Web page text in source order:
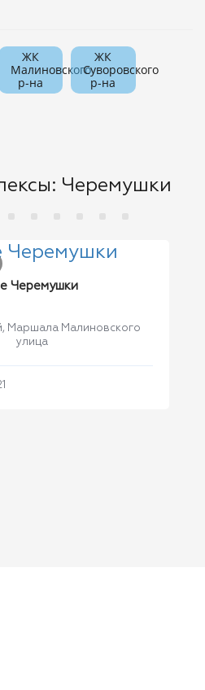
ЖК
Малиновского
р-на
ЖК
Суворовского
р-на
Черемушки
Черемушки
Маршала Малиновского
улица